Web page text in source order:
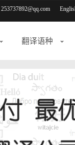
253737892@qq.com
翻译语种